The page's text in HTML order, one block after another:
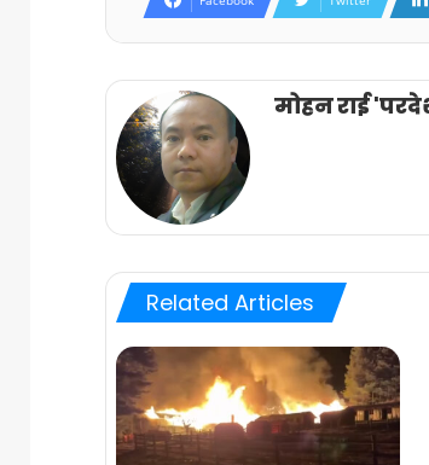
मोहन राई
Related Articles